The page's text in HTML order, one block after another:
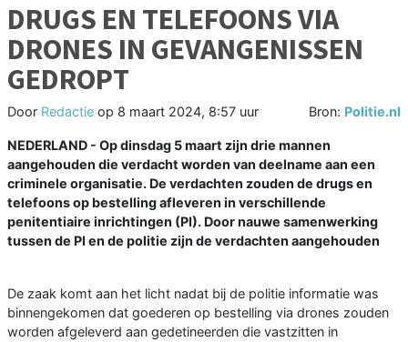
DRUGS EN TELEFOONS VIA
DRONES IN GEVANGENISSEN
GEDROPT
Door Redactie op 8 maart 2024, 8:57 uur Bron: Politie.nl
NEDERLAND - Op dinsdag 5 maart zijn drie mannen
aangehouden die verdacht worden van deelname aan een
criminele organisatie. De verdachten zouden de drugs en
telefoons op bestelling afleveren in verschillende
penitentiaire inrichtingen (PI). Door nauwe samenwerking
tussen de PI en de politie zijn de verdachten aangehouden
De zaak komt aan het licht nadat bij de politie informatie was
binnengekomen dat goederen op bestelling via drones zouden
worden afgeleverd aan gedetineerden die vastzitten in